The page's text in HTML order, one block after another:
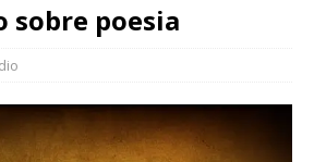
sobre poesia